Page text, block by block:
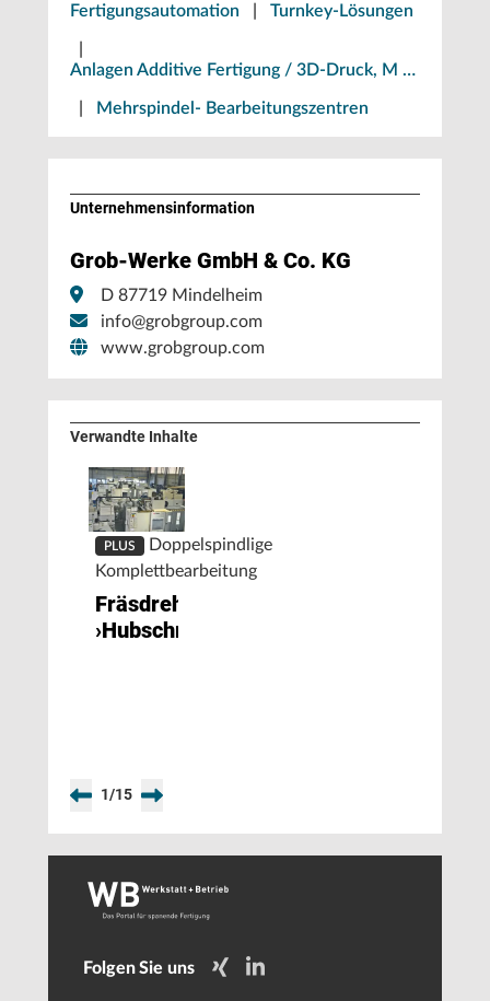
Fertigungsautomation Turnkey-Lösungen
Anlagen Additive Fertigung / 3D-Druck, M …
Mehrspindel- Bearbeitungszentren
Unternehmens­information
Grob-Werke GmbH & Co. KG
D 87719 Mindelheim
info@grobgroup.com
www.grobgroup.com
Verwandte Inhalte
PLUS
Doppelspindlige
Komplettbearbeitung
Fräsdrehende
›Hubschrauber‹
1/15
Folgen Sie uns